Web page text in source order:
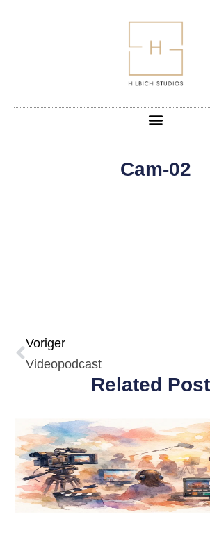
Cam-02
Voriger
Videopodcast
Related